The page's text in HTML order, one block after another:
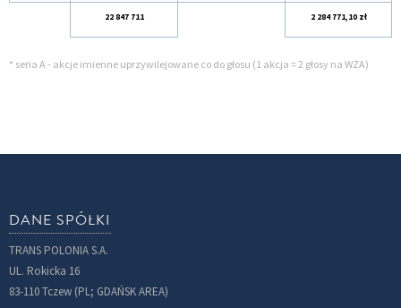
22 847 711 2 284 771,10 zł
* seria A - akcje imienne uprzywilejowane co do głosu (1 akcja = 2 głosy na WZA)
DANE SPÓŁKI
TRANS POLONIA S.A.
UL. Rokicka 16
83-110 Tczew (PL; GDAŃSK AREA)